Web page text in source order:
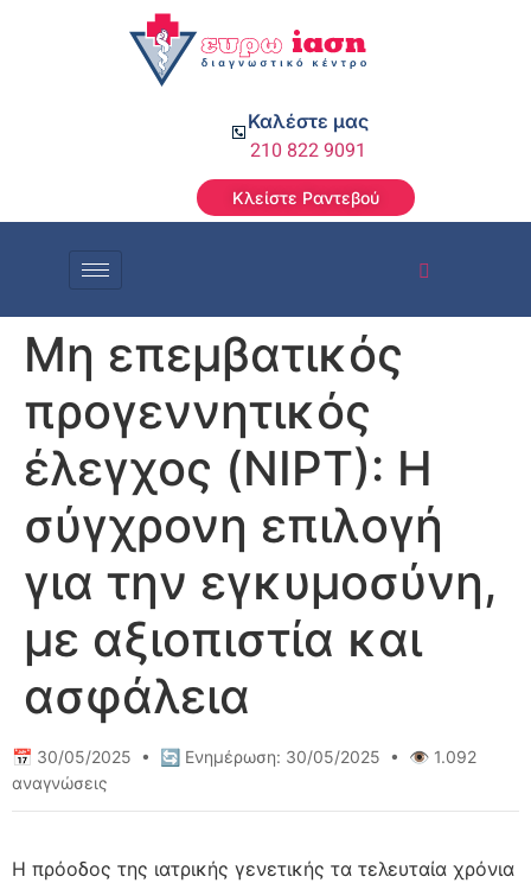
Καλέστε μας
210 822 9091
Κλείστε Ραντεβού
Μη επεμβατικός
προγεννητικός
έλεγχος (NIPT): Η
σύγχρονη επιλογή
για την εγκυμοσύνη,
με αξιοπιστία και
ασφάλεια
📅 30/05/2025 • 🔄 Ενημέρωση: 30/05/2025 • 👁️ 1.092
αναγνώσεις
Η πρόοδος της ιατρικής γενετικής τα τελευταία χρόνια